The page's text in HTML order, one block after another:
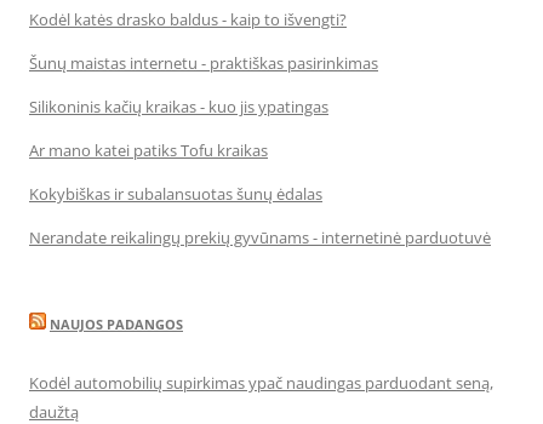
Kodėl katės drasko baldus - kaip to išvengti?
Šunų maistas internetu - praktiškas pasirinkimas
Silikoninis kačių kraikas - kuo jis ypatingas
Ar mano katei patiks Tofu kraikas
Kokybiškas ir subalansuotas šunų ėdalas
Nerandate reikalingų prekių gyvūnams - internetinė parduotuvė
NAUJOS PADANGOS
Kodėl automobilių supirkimas ypač naudingas parduodant seną,
daužtą